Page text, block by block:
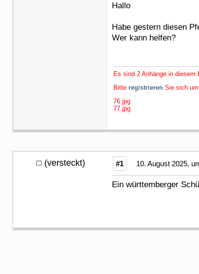
Hallo
Habe gestern diesen
Wer kann helfen?
Es sind 2 Anhänge in diesem
Bitte registrieren Sie sich
76.jpg
77.jpg
(versteckt) #1 10. August 2025,
Ein württemberger